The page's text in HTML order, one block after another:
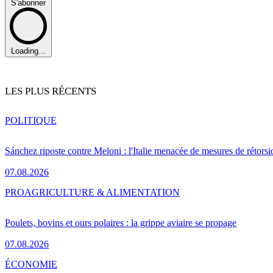
S'abonner
Loading...
LES PLUS RÉCENTS
Sánchez riposte contre Meloni : l'Italie menacée de mesures de
07.08.2026
POLITIQUE
Poulets, bovins et ours polaires : la grippe aviaire se propage
07.08.2026
PROAGRICULTURE & ALIMENTATION
ÉCONOMIE